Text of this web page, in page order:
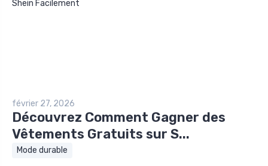
février 27, 2026
Découvrez Comment Gagner des
Vêtements Gratuits sur S...
Mode durable